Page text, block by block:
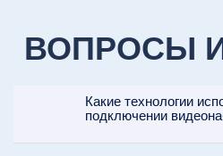
ВОПРОСЫ
Какие технологии
подключении